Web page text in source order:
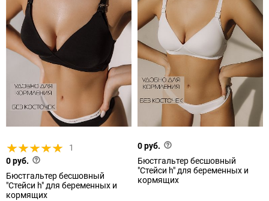
1
0 руб.
Бюстгальтер бесшовный
"Стейси h" для беременных и
кормящих
0 руб.
Бюстгальтер бесшовный
"Стейси h" для беременных и
кормящих